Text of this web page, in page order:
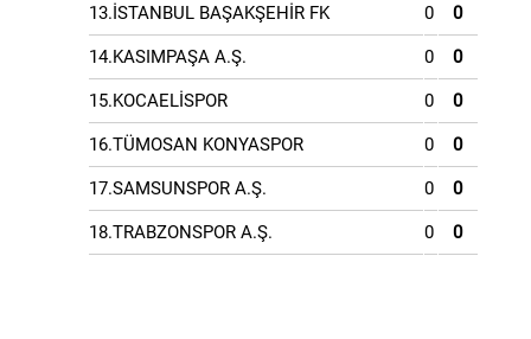
13.İSTANBUL BAŞAKŞEHİR FK 0 0
14.KASIMPAŞA A.Ş. 0 0
15.KOCAELİSPOR 0 0
16.TÜMOSAN KONYASPOR 0 0
17.SAMSUNSPOR A.Ş. 0 0
18.TRABZONSPOR A.Ş. 0 0